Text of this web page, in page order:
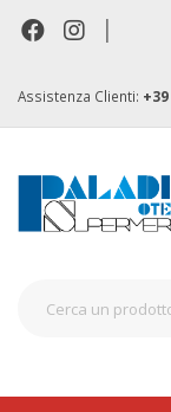
|
Assistenza Clienti: